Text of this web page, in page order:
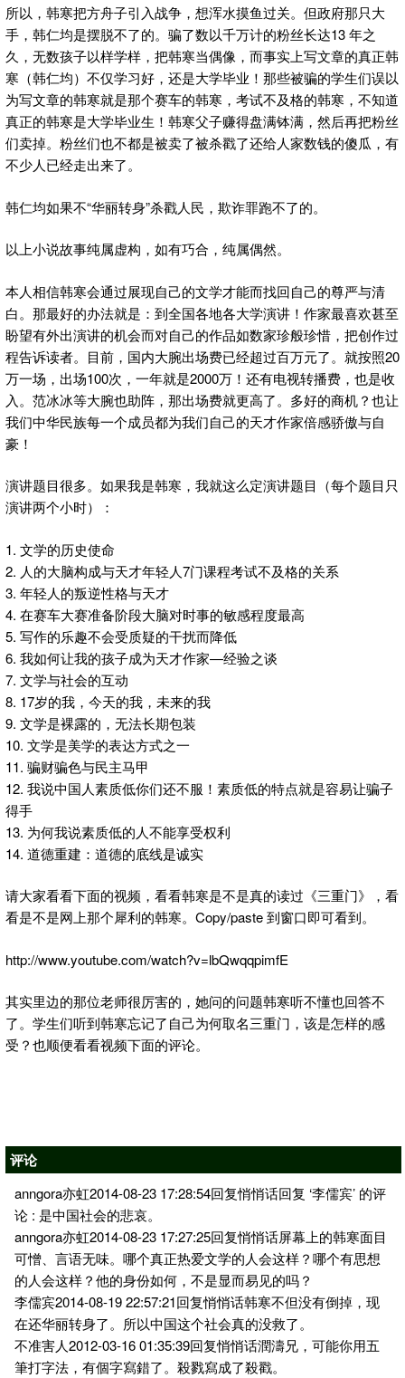
所以，韩寒把方舟子引入战争，想浑水摸鱼过关。但政府那只大
手，韩仁均是摆脱不了的。骗了数以千万计的粉丝长达13 年之
久，无数孩子以样学样，把韩寒当偶像，而事实上写文章的真正韩
寒（韩仁均）不仅学习好，还是大学毕业！那些被骗的学生们误以
为写文章的韩寒就是那个赛车的韩寒，考试不及格的韩寒，不知道
真正的韩寒是大学毕业生！韩寒父子赚得盘满钵满，然后再把粉丝
们卖掉。粉丝们也不都是被卖了被杀戳了还给人家数钱的傻瓜，有
不少人已经走出来了。
韩仁均如果不“华丽转身”杀戳人民，欺诈罪跑不了的。
以上小说故事纯属虚构，如有巧合，纯属偶然。
本人相信韩寒会通过展现自己的文学才能而找回自己的尊严与清
白。那最好的办法就是：到全国各地各大学演讲！作家最喜欢甚至
盼望有外出演讲的机会而对自己的作品如数家珍般珍惜，把创作过
程告诉读者。目前，国内大腕出场费已经超过百万元了。就按照20
万一场，出场100次，一年就是2000万！还有电视转播费，也是收
入。范冰冰等大腕也助阵，那出场费就更高了。多好的商机？也让
我们中华民族每一个成员都为我们自己的天才作家倍感骄傲与自
豪！
演讲题目很多。如果我是韩寒，我就这么定演讲题目（每个题目只
演讲两个小时）：
1. 文学的历史使命
2. 人的大脑构成与天才年轻人7门课程考试不及格的关系
3. 年轻人的叛逆性格与天才
4. 在赛车大赛准备阶段大脑对时事的敏感程度最高
5. 写作的乐趣不会受质疑的干扰而降低
6. 我如何让我的孩子成为天才作家—经验之谈
7. 文学与社会的互动
8. 17岁的我，今天的我，未来的我
9. 文学是裸露的，无法长期包装
10. 文学是美学的表达方式之一
11. 骗财骗色与民主马甲
12. 我说中国人素质低你们还不服！素质低的特点就是容易让骗子
得手
13. 为何我说素质低的人不能享受权利
14. 道德重建：道德的底线是诚实
请大家看看下面的视频，看看韩寒是不是真的读过《三重门》，看
看是不是网上那个犀利的韩寒。Copy/paste 到窗口即可看到。
http://www.youtube.com/watch?v=lbQwqqpimfE
其实里边的那位老师很厉害的，她问的问题韩寒听不懂也回答不
了。学生们听到韩寒忘记了自己为何取名三重门，该是怎样的感
受？也顺便看看视频下面的评论。
评论
anngora亦虹2014-08-23 17:28:54回复悄悄话回复 ‘李儒宾’ 的评
论 : 是中国社会的悲哀。
anngora亦虹2014-08-23 17:27:25回复悄悄话屏幕上的韩寒面目
可憎、言语无味。哪个真正热爱文学的人会这样？哪个有思想
的人会这样？他的身份如何，不是显而易见的吗？
李儒宾2014-08-19 22:57:21回复悄悄话韩寒不但没有倒掉，现
在还华丽转身了。所以中国这个社会真的没救了。
不准害人2012-03-16 01:35:39回复悄悄话潤濤兄，可能你用五
筆打字法，有個字寫錯了。殺戮寫成了殺戳。